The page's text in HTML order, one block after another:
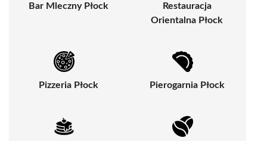
Bar Mleczny Płock
Restauracja
Orientalna Płock
Pizzeria Płock Pierogarnia Płock